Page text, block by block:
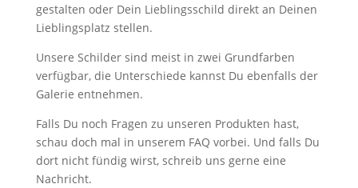
gestalten oder Dein Lieblingsschild direkt an Deinen
Lieblingsplatz stellen.
Unsere Schilder sind meist in zwei Grundfarben
verfügbar, die Unterschiede kannst Du ebenfalls der
Galerie entnehmen.
Falls Du noch Fragen zu unseren Produkten hast,
schau doch mal in unserem FAQ vorbei. Und falls Du
dort nicht fündig wirst, schreib uns gerne eine
Nachricht.